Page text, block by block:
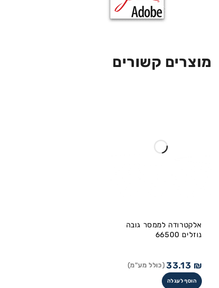
מוצרים קשורים
אלקטרודה לממסר גובה
נוזלים 66500
33.13 ₪ (כולל מע"מ)
הוסף לעגלה